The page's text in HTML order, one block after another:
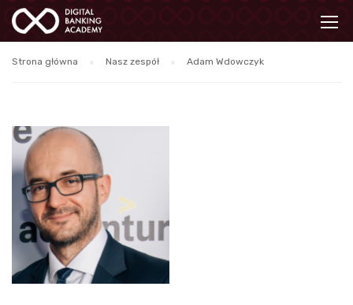
Strona główna Nasz zespół Adam Wdowczyk